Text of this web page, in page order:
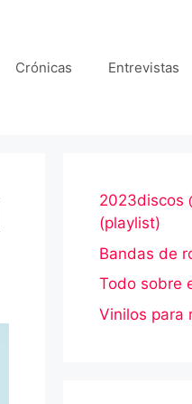
Crónicas Entrevistas
2023discos
(playlist)
Bandas de
Todo sobre
Vinilos para